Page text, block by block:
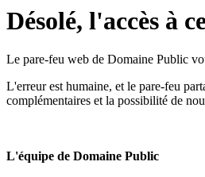
Désolé, l'accès à
Le pare-feu web de Domaine Public
L'erreur est humaine, et le pare-feu
complémentaires et la possibilité de
L'équipe de Domaine Public